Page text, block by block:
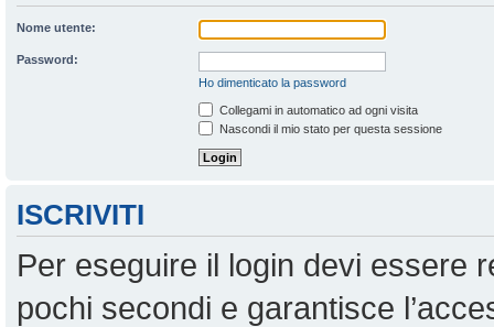
Nome utente:
Password:
Ho dimenticato la password
Collegami in automatico ad ogni visita
Nascondi il mio stato per questa sessione
ISCRIVITI
Per eseguire il login devi essere
pochi secondi e garantisce